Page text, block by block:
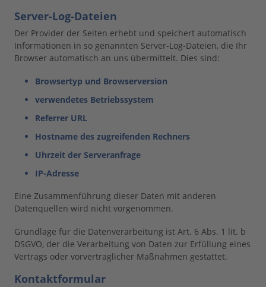
Server-Log-Dateien
Der Provider der Seiten erhebt und speichert automatisch
Informationen in so genannten Server-Log-Dateien, die Ihr
Browser automatisch an uns übermittelt. Dies sind:
Browsertyp und Browserversion
verwendetes Betriebssystem
Referrer URL
Hostname des zugreifenden Rechners
Uhrzeit der Serveranfrage
IP-Adresse
Eine Zusammenführung dieser Daten mit anderen
Datenquellen wird nicht vorgenommen.
Grundlage für die Datenverarbeitung ist Art. 6 Abs. 1 lit. b
DSGVO, der die Verarbeitung von Daten zur Erfüllung eines
Vertrags oder vorvertraglicher Maßnahmen gestattet.
Kontaktformular